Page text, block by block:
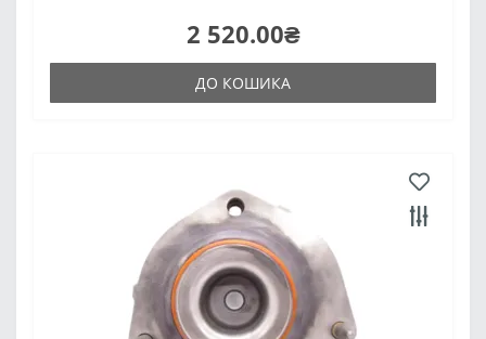
2 520.00₴
ДО КОШИКА